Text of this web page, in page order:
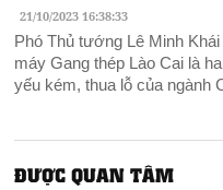
21/10/2023 16:38:33
Phó Thủ tướng Lê Minh
máy Gang thép Lào Cai là
yếu kém, thua lỗ của ngành
ĐƯỢC QUAN TÂM